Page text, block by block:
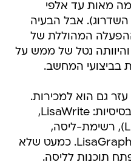
מאות עד אלפי
השדרוג). אבל הבעיה
המהוללת של
נטל של ממש על
בביצועי המחשב.
גם הוא למכירות.
ליה הגיעה עם שבע תוכנות בסיסיות: LisaWrite,
מחשבון, פד ציור (LisaDraw), רשימת-ליסה,
טרמינל, וכן LisaProject ו-LisaGraph. כמעט שלא
תוכנות לליסה.